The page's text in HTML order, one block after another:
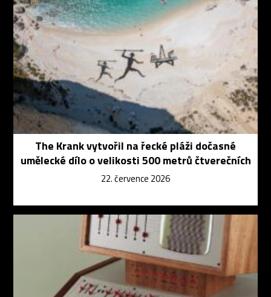
The Krank vytvořil na řecké pláži dočasné
umělecké dílo o velikosti 500 metrů čtverečních
22. července 2026